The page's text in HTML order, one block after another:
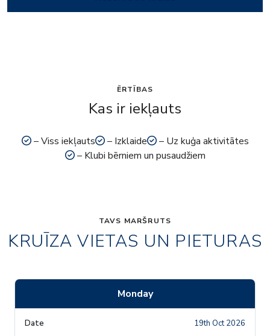
ĒRTĪBAS
Kas ir iekļauts
– Viss iekļauts – Izklaide
– Uz kuģa aktivitātes
– Klubi bērniem un pusaudžiem
TAVS MARŠRUTS
KRUĪZA VIETAS UN PIETURAS
Monday
19th Oct 2026